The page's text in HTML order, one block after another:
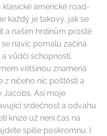
americké road-
každý je takový, jak se
a našim hrdinům prostě
navíc pomalu začíná
vůdčí schopnosti.
většinou znamená
z ničeho nic poštěstí a
Jacobs. Asi moje
srdečnost a odvahu
knize už není čas na
spíše poskromnu. I